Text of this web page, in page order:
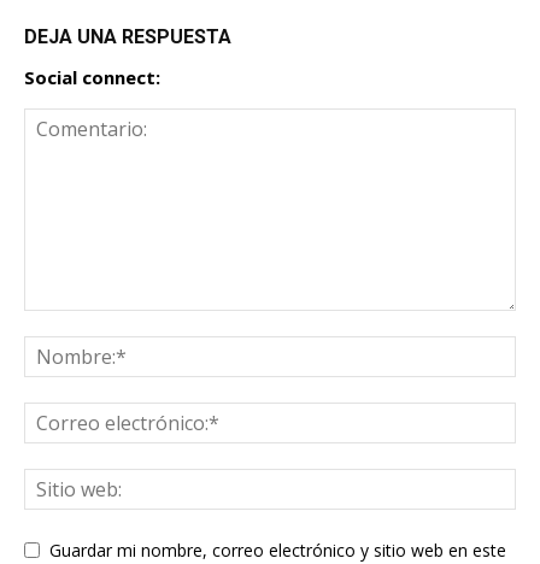
DEJA UNA RESPUESTA
Social connect:
Guardar mi nombre, correo electrónico y sitio web en este